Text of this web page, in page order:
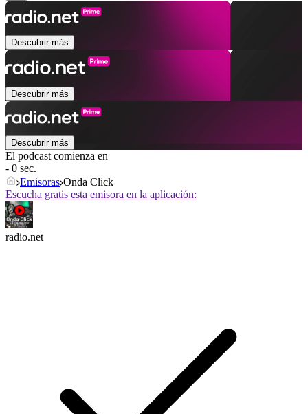
Descubrir más
Descubrir más
Descubrir más
El podcast comienza en
- 0 sec.
Emisoras Onda Click
Escucha gratis esta emisora en la aplicación:
radio.net